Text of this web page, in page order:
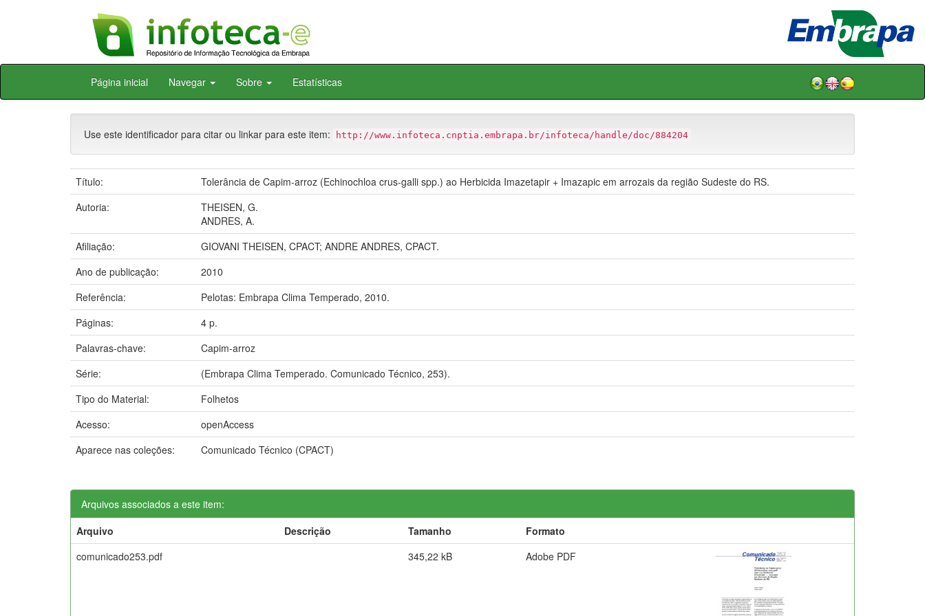
Skip
Página inicial Navegar Sobre Estatísticas
Use este identificador para citar ou linkar para este item: http://www.infoteca.cnptia.embrapa.br/infoteca/handle/doc/884204
Título:
Tolerância de Capim-arroz (Echinochloa crus-galli spp.) ao Herbicida Imazetapir + Imazapic em arrozais da região Sudeste do RS.
Autoria:
THEISEN, G.
ANDRES, A.
Afiliação:
GIOVANI THEISEN, CPACT; ANDRE ANDRES, CPACT.
Ano de publicação:
2010
Referência:
Pelotas: Embrapa Clima Temperado, 2010.
Páginas:
4 p.
Palavras-chave:
Capim-arroz
Série:
(Embrapa Clima Temperado. Comunicado Técnico, 253).
Tipo do Material:
Folhetos
Acesso:
openAccess
Aparece nas coleções:
Comunicado Técnico (CPACT)
Arquivos associados a este item:
Arquivo
Descrição Tamanho
Formato
comunicado253.pdf
345,22 kB Adobe PDF